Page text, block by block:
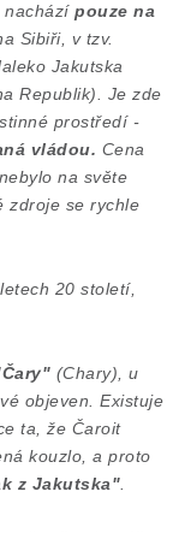
nachází pouze na
Sibiři, v tzv.
Jakutska
Republik). Je zde
prostředí -
vládou. Cena
na světe
zdroje se rychle
20 století,
(Chary), u
objeven. Existuje
ta, že Čaroit
kouzlo, a proto
z Jakutska"